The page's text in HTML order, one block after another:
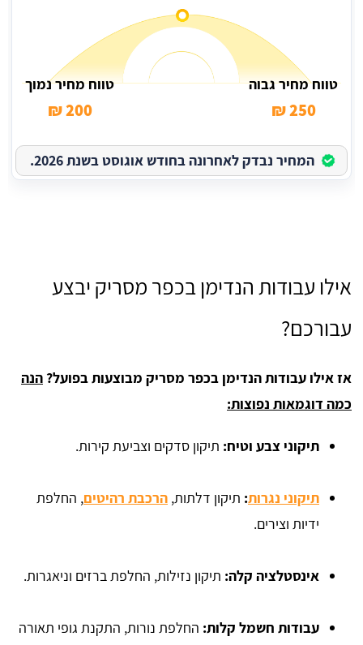
טווח מחיר גבוה
250 ₪
טווח מחיר נמוך
200 ₪
המחיר נבדק לאחרונה בחודש אוגוסט בשנת 2026.
אילו עבודות הנדימן בכפר מסריק יבצע
עבורכם?
אז אילו עבודות הנדימן בכפר מסריק מבוצעות בפועל? הנה
כמה דוגמאות נפוצות:
תיקוני צבע וטיח: תיקון סדקים וצביעת קירות.
תיקוני נגרות: תיקון דלתות, הרכבת רהיטים, החלפת
ידיות וצירים.
אינסטלציה קלה: תיקון נזילות, החלפת ברזים וניאגרות.
עבודות חשמל קלות: החלפת נורות, התקנת גופי תאורה